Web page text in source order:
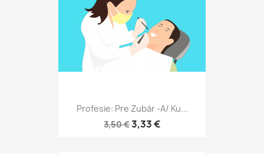
Profesie: Pre Zubár -a/ Ku...
3,50 €3,33 €